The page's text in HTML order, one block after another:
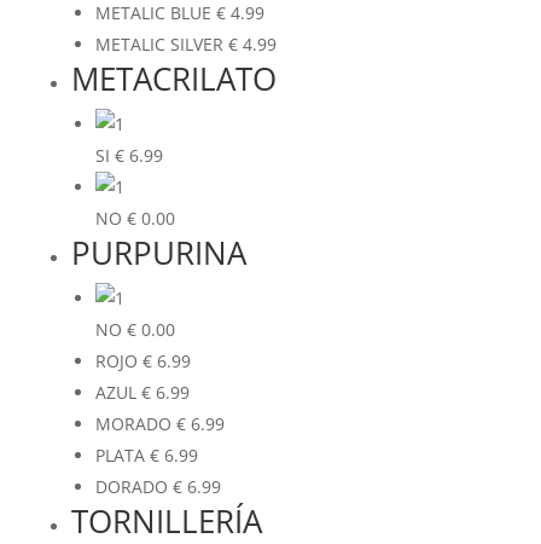
METALIC BLUE €4.99
METALIC SILVER €4.99
METACRILATO
SI €6.99
NO €0.00
PURPURINA
NO €0.00
ROJO €6.99
AZUL €6.99
MORADO €6.99
PLATA €6.99
DORADO €6.99
TORNILLERÍA